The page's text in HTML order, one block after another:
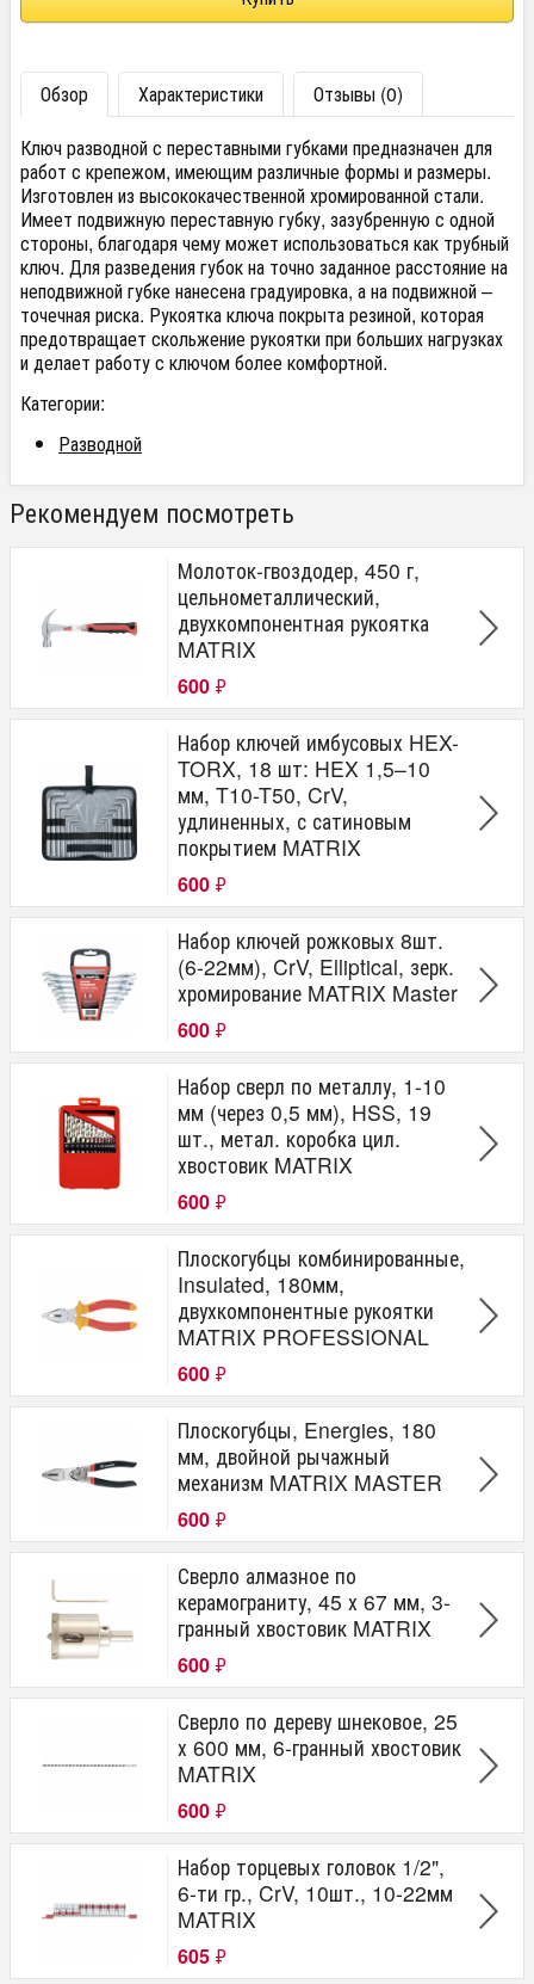
Обзор Характеристики
Отзывы (0)
Ключ разводной с переставными губками предназначен для
работ с крепежом, имеющим различные формы и размеры.
Изготовлен из высококачественной хромированной стали.
Имеет подвижную переставную губку, зазубренную с одной
стороны, благодаря чему может использоваться как трубный
ключ. Для разведения губок на точно заданное расcтояние на
неподвижной губке нанесена градуировка, а на подвижной –
точечная риска. Рукоятка ключа покрыта резиной, которая
предотвращает скольжение рукоятки при больших нагрузках
и делает работу с ключом более комфортной.
Категории:
Разводной
Рекомендуем посмотреть
Молоток-гвоздодер, 450 г,
цельнометаллический,
двухкомпонентная рукоятка
MATRIX
600 ₽
Набор ключей имбусовых HEX-
TORX, 18 шт: HEX 1,5–10
мм, T10-T50, CrV,
удлиненных, с сатиновым
покрытием MATRIX
600 ₽
Набор ключей рожковых 8шт.
(6-22мм), CrV, Elliptical, зерк.
хромирование MATRIX Master
600 ₽
Набор сверл по металлу, 1-10
мм (через 0,5 мм), HSS, 19
шт., метал. коробка цил.
хвостовик MATRIX
600 ₽
Плоскогубцы комбинированные,
Insulated, 180мм,
двухкомпонентные рукоятки
MATRIX PROFESSIONAL
600 ₽
Плоскогубцы, Energies, 180
мм, двойной рычажный
механизм MATRIX MASTER
600 ₽
Сверло алмазное по
керамограниту, 45 х 67 мм, 3-
гранный хвостовик MATRIX
600 ₽
Сверло по дереву шнековое, 25
х 600 мм, 6-гранный хвостовик
MATRIX
600 ₽
Набор торцевых головок 1/2",
6-ти гр., CrV, 10шт., 10-22мм
MATRIX
605 ₽